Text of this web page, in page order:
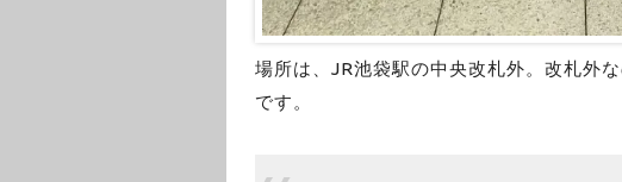
場所は、JR池袋駅の中央改札外。改札外
です。